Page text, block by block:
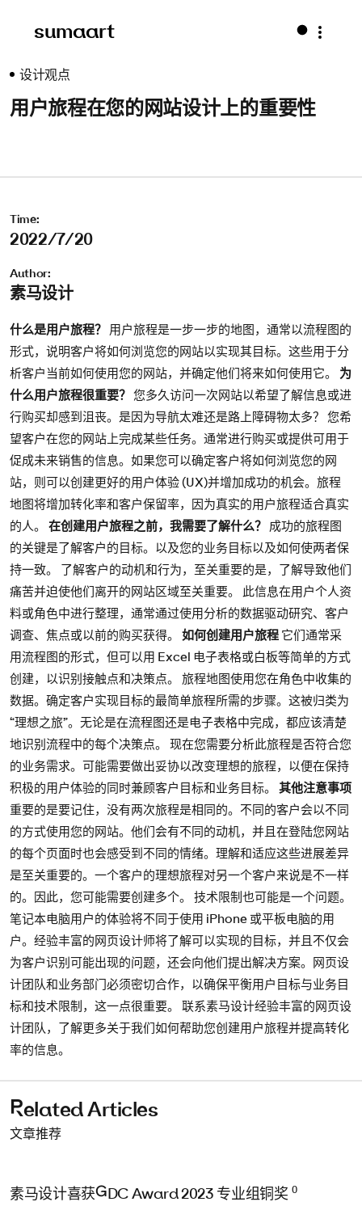
sumaart
设计观点
用户旅程在您的网站设计上的重要性
Time:
2022/7/20
Author:
素马设计
什么是用户旅程？ 用户旅程是一步一步的地图，通常以流程图的
形式，说明客户将如何浏览您的网站以实现其目标。这些用于分
析客户当前如何使用您的网站，并确定他们将来如何使用它。 为
什么用户旅程很重要？ 您多久访问一次网站以希望了解信息或进
行购买却感到沮丧。是因为导航太难还是路上障碍物太多？ 您希
望客户在您的网站上完成某些任务。通常进行购买或提供可用于
促成未来销售的信息。如果您可以确定客户将如何浏览您的网
站，则可以创建更好的用户体验 (UX)并增加成功的机会。旅程
地图将增加转化率和客户保留率，因为真实的用户旅程适合真实
的人。 在创建用户旅程之前，我需要了解什么？ 成功的旅程图
的关键是了解客户的目标。以及您的业务目标以及如何使两者保
持一致。 了解客户的动机和行为，至关重要的是，了解导致他们
痛苦并迫使他们离开的网站区域至关重要。 此信息在用户个人资
料或角色中进行整理，通常通过使用分析的数据驱动研究、客户
调查、焦点或以前的购买获得。 如何创建用户旅程 它们通常采
用流程图的形式，但可以用 Excel 电子表格或白板等简单的方式
创建，以识别接触点和决策点。 旅程地图使用您在角色中收集的
数据。确定客户实现目标的最简单旅程所需的步骤。这被归类为
“理想之旅”。无论是在流程图还是电子表格中完成，都应该清楚
地识别流程中的每个决策点。 现在您需要分析此旅程是否符合您
的业务需求。可能需要做出妥协以改变理想的旅程，以便在保持
积极的用户体验的同时兼顾客户目标和业务目标。 其他注意事项
重要的是要记住，没有两次旅程是相同的。不同的客户会以不同
的方式使用您的网站。他们会有不同的动机，并且在登陆您网站
的每个页面时也会感受到不同的情绪。理解和适应这些进展差异
是至关重要的。一个客户的理想旅程对另一个客户来说是不一样
的。因此，您可能需要创建多个。 技术限制也可能是一个问题。
笔记本电脑用户的体验将不同于使用 iPhone 或平板电脑的用
户。经验丰富的网页设计师将了解可以实现的目标，并且不仅会
为客户识别可能出现的问题，还会向他们提出解决方案。网页设
计团队和业务部门必须密切合作，以确保平衡用户目标与业务目
标和技术限制，这一点很重要。 联系素马设计经验丰富的网页设
计团队，了解更多关于我们如何帮助您创建用户旅程并提高转化
率的信息。
Related Articles
文章推荐
素马设计喜获GDC Award 2023 专业组铜奖 0